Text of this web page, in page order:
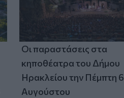
Οι παραστάσεις στα
κηποθέατρα του Δήμου
Ηρακλείου την Πέμπτη 6
Αυγούστου